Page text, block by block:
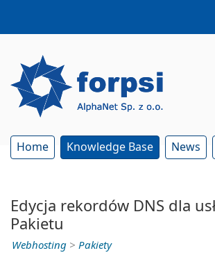
Home Knowledge Base News
Edycja rekordów DNS dla
Pakietu
Webhosting > Pakiety